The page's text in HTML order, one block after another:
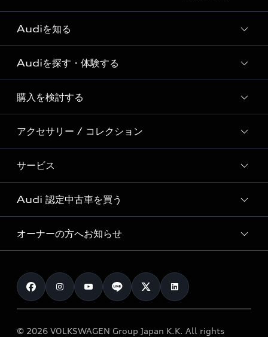
Audiを知る
Audi ブランド
Story of Progress
Audi Sport
Formula 1®
デジタルサービス
Audiを探す・体験する
ディーラー検索
新車在庫検索
試乗車・展示車検索
見積り依頼
試乗予約
購入を検討する
モデル一覧
特別仕様モデル / 限定モデル
e-tronラインアップ
価格シミュレーション
車両比較
カタログ一覧
アクセサリー / コレクション
純正アクセサリー
オンラインショップ
Audi collection
アウディナビアプリ
サービス
サービス入庫予約
サービスプログラム
メンテナンス
車検 / 定期点検
e-tronアフターサポート
Audi 認定中古車を買う
Audi認定中古車
クオリティ
保証
メンテナンス
オーナーの方へお知らせ
お知らせ
オーナー様向けキャンペーン
© 2026 VOLKSWAGEN Group Japan K.K. All rights